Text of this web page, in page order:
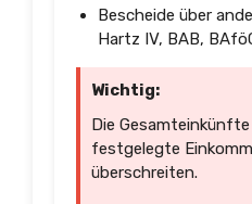
Bescheide über
Hartz IV, BAB,
Wichtig:
Die
festgelegte
überschreiten.